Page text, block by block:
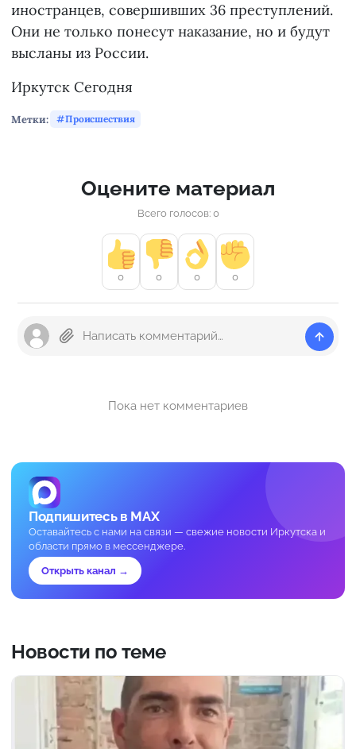
иностранцев, совершивших 36 преступлений.
Они не только понесут наказание, но и будут
высланы из России.
Иркутск Сегодня
Метки: Происшествия
Оцените материал
Всего голосов: 0
0 0 0 0
Пока нет комментариев
Подпишитесь в MAX
Оставайтесь с нами на связи — свежие новости Иркутска и
области прямо в мессенджере.
Открыть канал →
Новости по теме